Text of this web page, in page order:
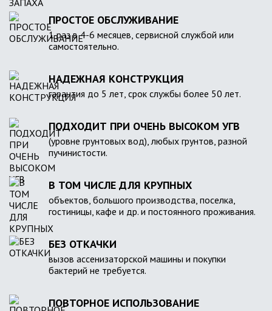
ПРОСТОЕ ОБСЛУЖИВАНИЕ
1 раз в 4-6 месяцев, сервисной службой или
самостоятельно.
НАДЕЖНАЯ КОНСТРУКЦИЯ
гарантия до 5 лет, срок службы более 50 лет.
ПОДХОДИТ ПРИ ОЧЕНЬ ВЫСОКОМ УГВ
(уровне грунтовых вод), любых грунтов, разной
пучинистости.
В ТОМ ЧИСЛЕ ДЛЯ КРУПНЫХ
объектов, большого производства, поселка,
гостиницы, кафе и др. и постоянного проживания.
БЕЗ ОТКАЧКИ
вызов ассенизаторской машины и покупки
бактерий не требуется.
ПОВТОРНОЕ ИСПОЛЬЗОВАНИЕ